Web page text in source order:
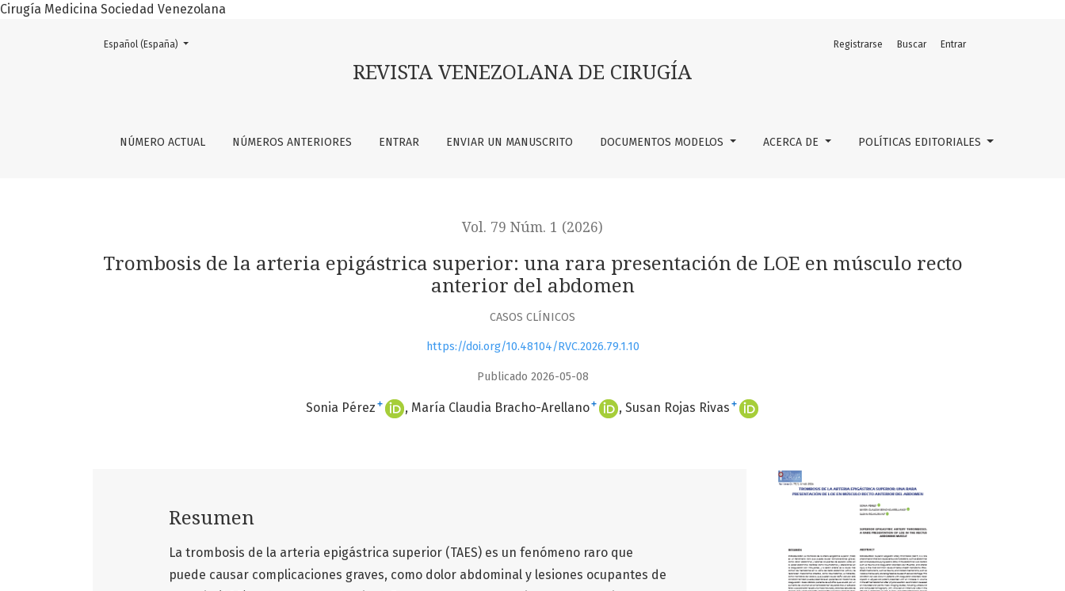
Cirugía Medicina Sociedad Venezolana
Trombosis de la arteria epigástrica superior: una rara presentación de LOE en músculo recto anterior del abdomen
REVISTA VENEZOLANA DE CIRUGÍA
NÚMERO ACTUAL NÚMEROS ANTERIORES ENTRAR ENVIAR UN MANUSCRITO DOCUMENTOS MODELOS ACERCA DE POLÍTICAS EDITORIALES
Registrarse Buscar Entrar
Cambiar el idioma. El actual es:
Español (España)
Vol. 79 Núm. 1 (2026)
Trombosis de la arteria epigástrica superior: una rara presentación de LOE en músculo recto
anterior del abdomen
CASOS CLÍNICOS
https://doi.org/10.48104/RVC.2026.79.1.10
Publicado 2026-05-08
Sonia Pérez + María Claudia Bracho-Arellano+ Susan Rojas Rivas +
Resumen
La trombosis de la arteria epigástrica superior (TAES) es un fenómeno raro que
puede causar complicaciones graves, como dolor abdominal y lesiones ocupantes de